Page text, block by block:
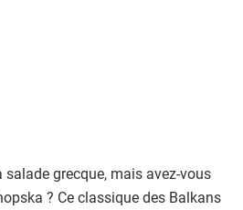
grecque, mais avez-vous
? Ce classique des Balkans